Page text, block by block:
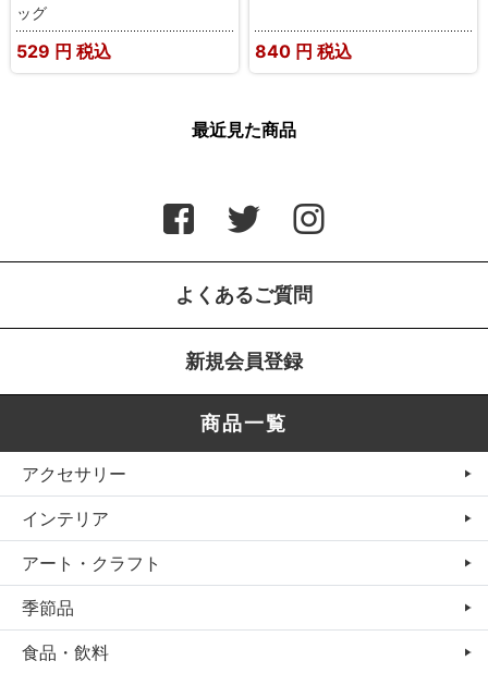
ッグ
529 円 税込 840 円 税込
最近見た商品
よくあるご質問
新規会員登録
商品一覧
アクセサリー
インテリア
アート・クラフト
季節品
食品・飲料